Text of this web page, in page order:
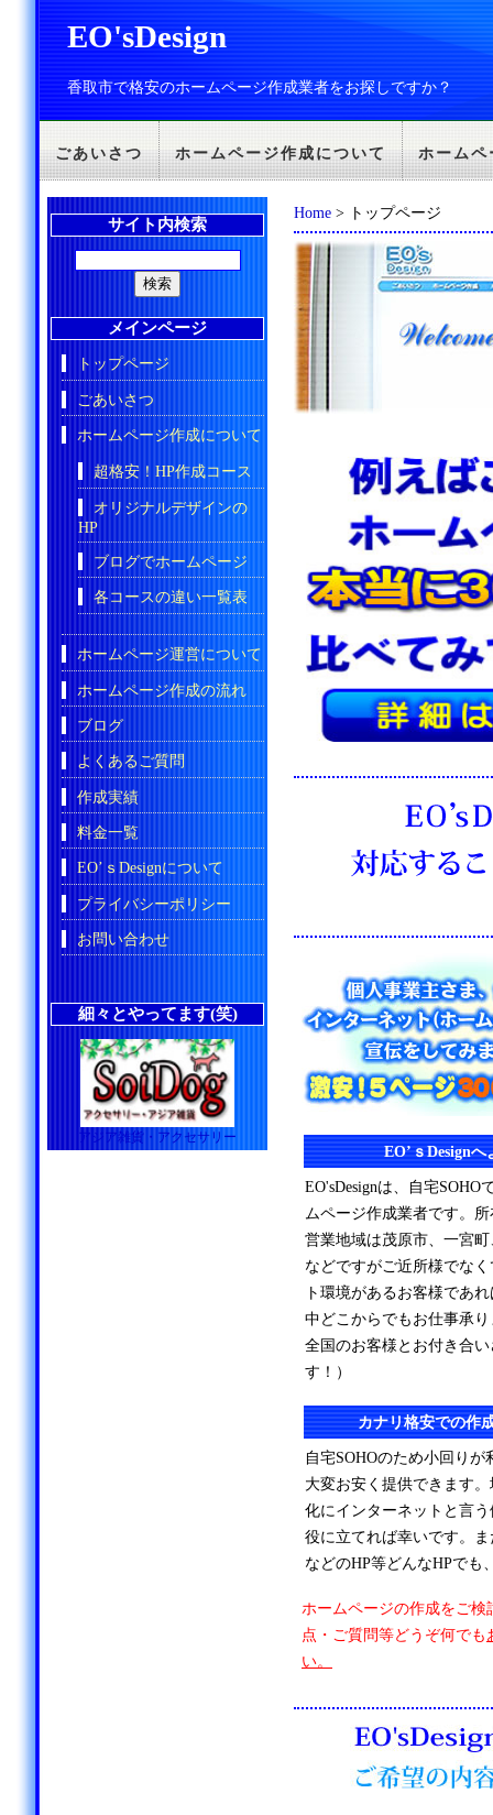
EO'sDesign
香取市で格安のホームページ作成業者をお探しですか？
ごあいさつ ホームページ作成について ホームペ
Home > トップページ
EO’ｓDesign
EO'sDesignは、自宅SOHO
ムページ作成業者です。
営業地域は茂原市、一宮
などですがご近所様でな
ト環境があるお客様であ
中どこからでもお仕事承
全国のお客様とお付き合
す！）
カナリ格安での作
自宅SOHOのため小回り
大変お安く提供できます
化にインターネットと言
役に立てれば幸いです。
などのHP等どんなHPでも
ホームページの作成をご検
点・ご質問等どうぞ何でも
い。
サイト内検索
メインページ
トップページ
ごあいさつ
ホームページ作成について
超格安！HP作成コース
オリジナルデザインの
HP
ブログでホームページ
各コースの違い一覧表
ホームページ運営について
ホームページ作成の流れ
ブログ
よくあるご質問
作成実績
料金一覧
EO’ｓDesignについて
プライバシーポリシー
お問い合わせ
細々とやってます(笑)
アジア雑貨・アクセサリー